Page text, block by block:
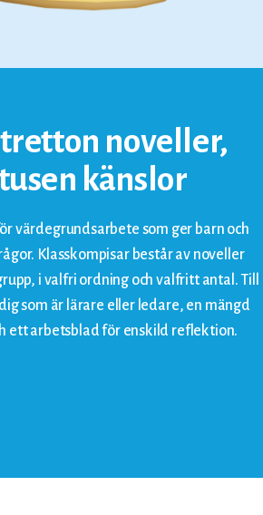
tretton noveller,
känslor
värdegrundsarbete som ger barn och
Klasskompisar består av noveller
i valfri ordning och valfritt antal. Till
som är lärare eller ledare, en mängd
ett arbetsblad för enskild reflektion.